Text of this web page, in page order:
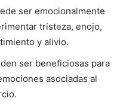
ser emocionalmente
tristeza, enojo,
y alivio.
ser beneficiosas para
asociadas al